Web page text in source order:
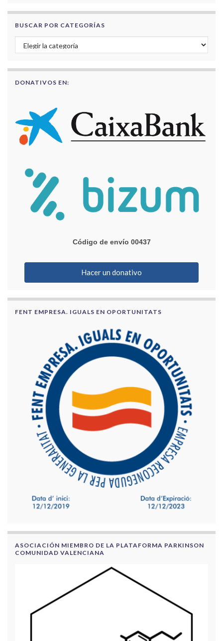
BUSCAR POR CATEGORÍAS
Buscar por categorías
DONATIVOS EN:
Código de envío 00437
Hacer un donativo
FENT EMPRESA. IGUALS EN OPORTUNITATS
ASOCIACIÓN MIEMBRO DE LA PLATAFORMA PARKINSON
COMUNIDAD VALENCIANA